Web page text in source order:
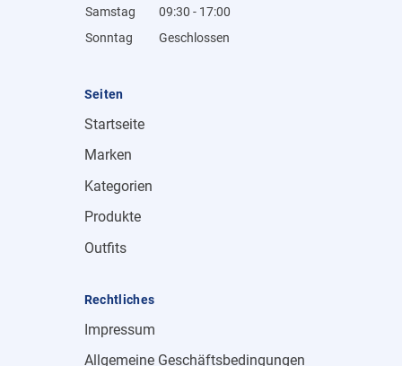
Samstag
09:30 - 17:00
Sonntag
Geschlossen
Seiten
Startseite
Marken
Kategorien
Produkte
Outfits
Rechtliches
Impressum
Allgemeine Geschäftsbedingungen